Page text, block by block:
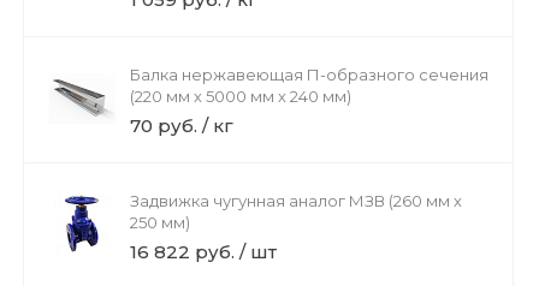
Балка нержавеющая П-образного сечения
(220 мм х 5000 мм х 240 мм)
70 руб. / кг
Задвижка чугунная аналог МЗВ (260 мм х
250 мм)
16 822 руб. / шт